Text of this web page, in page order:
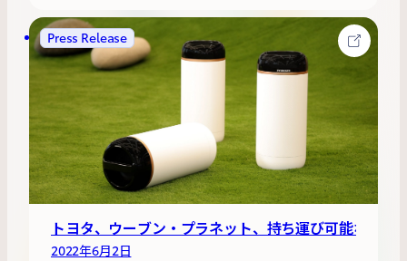
Press Release
トヨタ、ウーブン・プラネット、持ち運び可能なポ
2022年6月2日